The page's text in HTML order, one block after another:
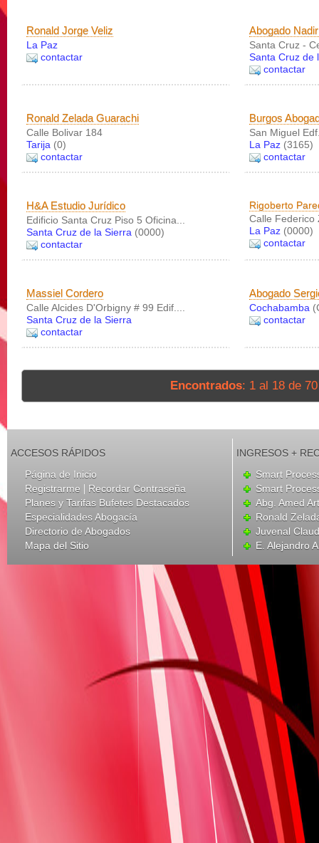
Ronald Jorge Veliz
La Paz
contactar
Abogado
Santa Cruz -
Santa Cruz de
contactar
Ronald Zelada Guarachi
Calle Bolivar 184
Tarija (0)
contactar
Burgos
San Miguel
La Paz (3165)
contactar
H&A Estudio Jurídico
Edificio Santa Cruz Piso 5 Oficina...
Santa Cruz de la Sierra (0000)
contactar
Rigoberto
Calle Federico
La Paz (0000)
contactar
Massiel Cordero
Calle Alcides D'Orbigny # 99 Edif....
Santa Cruz de la Sierra
contactar
Abogado
Cochabamba
contactar
Encontrados: 1 al 18 de
ACCESOS RÁPIDOS
Página de Inicio
Registrarme | Recordar Contraseña
Planes y Tarifas Bufetes Destacados
Especialidades Abogacía
Directorio de Abogados
Mapa del Sitio
INGRESOS +
Smart
Smart
Abg. Amed
Ronald
Juvenal
E. Alejandro